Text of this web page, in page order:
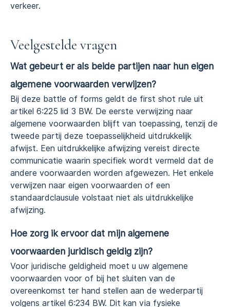
verkeer.
Veelgestelde vragen
Wat gebeurt er als beide partijen naar hun eigen
algemene voorwaarden verwijzen?
Bij deze battle of forms geldt de first shot rule uit
artikel 6:225 lid 3 BW. De eerste verwijzing naar
algemene voorwaarden blijft van toepassing, tenzij de
tweede partij deze toepasselijkheid uitdrukkelijk
afwijst. Een uitdrukkelijke afwijzing vereist directe
communicatie waarin specifiek wordt vermeld dat de
andere voorwaarden worden afgewezen. Het enkele
verwijzen naar eigen voorwaarden of een
standaardclausule volstaat niet als uitdrukkelijke
afwijzing.
Hoe zorg ik ervoor dat mijn algemene
voorwaarden juridisch geldig zijn?
Voor juridische geldigheid moet u uw algemene
voorwaarden voor of bij het sluiten van de
overeenkomst ter hand stellen aan de wederpartij
volgens artikel 6:234 BW. Dit kan via fysieke